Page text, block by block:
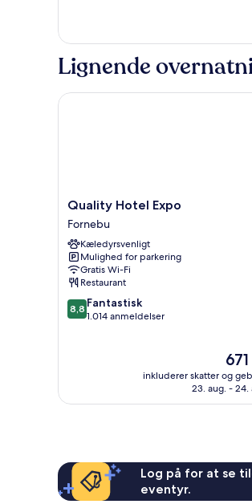
1
queensize-
seng
Lignende
Quality
Hotel
Expo
Fornebu
Quality Hotel Expo
Fornebu
Kæledyrsvenligt
Mulighed for parkering
Gratis Wi-Fi
Restaurant
8.8
ud
8,8 Fantastisk
1.014 anmeldelser
er
671
inkluderer skatter og
23. aug. - 24.
Quality Hotel Expo
Log på for at se
eventyr.